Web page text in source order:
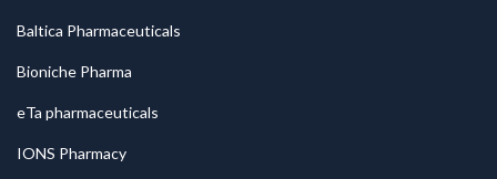
Baltica Pharmaceuticals
Bioniche Pharma
eTa pharmaceuticals
IONS Pharmacy